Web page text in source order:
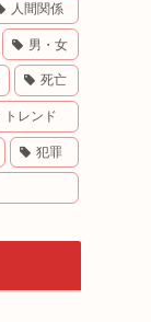
人間関係
男・女
死亡
トレンド
犯罪